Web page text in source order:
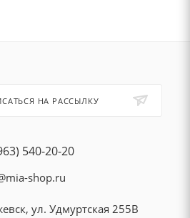
НА РАССЫЛКУ
540-20-20
shop.ru
ул. Удмуртская 255В